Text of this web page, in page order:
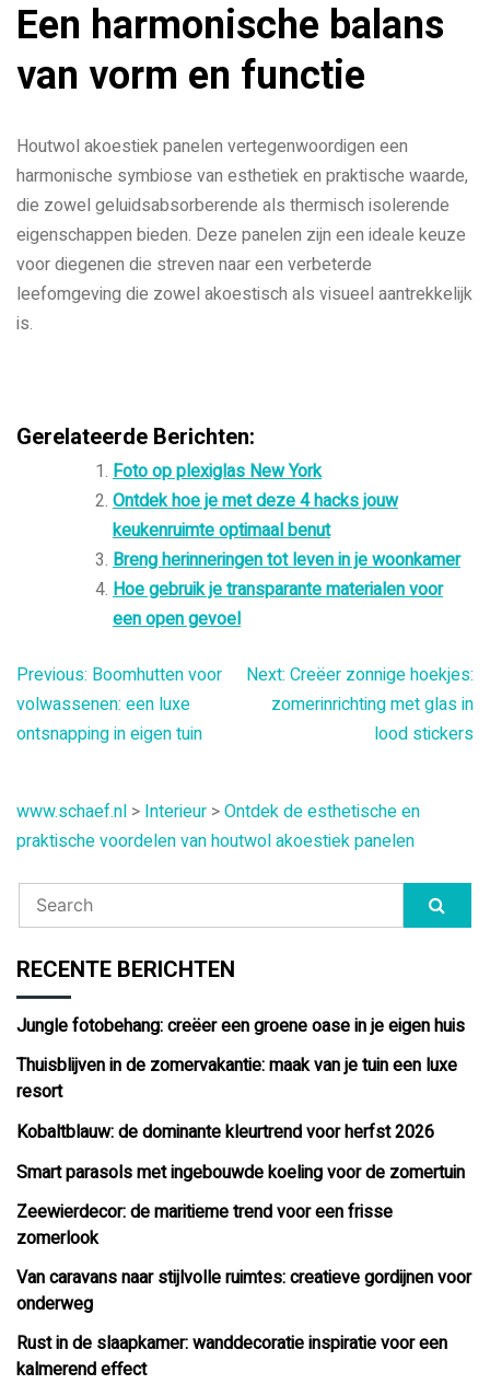
Een harmonische balans
van vorm en functie
Houtwol akoestiek panelen vertegenwoordigen een
harmonische symbiose van esthetiek en praktische waarde,
die zowel geluidsabsorberende als thermisch isolerende
eigenschappen bieden. Deze panelen zijn een ideale keuze
voor diegenen die streven naar een verbeterde
leefomgeving die zowel akoestisch als visueel aantrekkelijk
is.
Gerelateerde Berichten:
Foto op plexiglas New York
Ontdek hoe je met deze 4 hacks jouw
keukenruimte optimaal benut
Breng herinneringen tot leven in je woonkamer
Hoe gebruik je transparante materialen voor
een open gevoel
Bericht
navigatie
Previous: Boomhutten voor
volwassenen: een luxe
ontsnapping in eigen tuin
Next: Creëer zonnige hoekjes:
zomerinrichting met glas in
lood stickers
www.schaef.nl > Interieur >Ontdek de esthetische en
praktische voordelen van houtwol akoestiek panelen
RECENTE BERICHTEN
Jungle fotobehang: creëer een groene oase in je eigen huis
Thuisblijven in de zomervakantie: maak van je tuin een luxe
resort
Kobaltblauw: de dominante kleurtrend voor herfst 2026
Smart parasols met ingebouwde koeling voor de zomertuin
Zeewierdecor: de maritieme trend voor een frisse
zomerlook
Van caravans naar stijlvolle ruimtes: creatieve gordijnen voor
onderweg
Rust in de slaapkamer: wanddecoratie inspiratie voor een
kalmerend effect